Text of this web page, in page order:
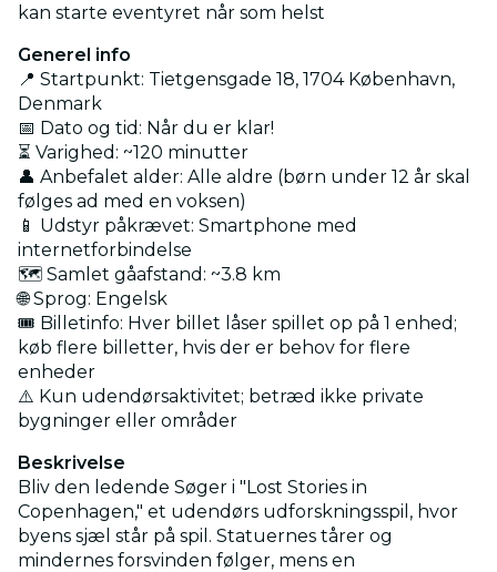
kan starte eventyret når som helst
Generel info
📍 Startpunkt: Tietgensgade 18, 1704 København,
Denmark
📅 Dato og tid: Når du er klar!
⏳ Varighed: ~120 minutter
👤 Anbefalet alder: Alle aldre (børn under 12 år skal
følges ad med en voksen)
📱 Udstyr påkrævet: Smartphone med
internetforbindelse
🗺️ Samlet gåafstand: ~3.8 km
🌐 Sprog: Engelsk
🎟️ Billetinfo: Hver billet låser spillet op på 1 enhed;
køb flere billetter, hvis der er behov for flere
enheder
⚠️ Kun udendørsaktivitet; betræd ikke private
bygninger eller områder
Beskrivelse
Bliv den ledende Søger i "Lost Stories in
Copenhagen," et udendørs udforskningsspil, hvor
byens sjæl står på spil. Statuernes tårer og
mindernes forsvinden følger, mens en